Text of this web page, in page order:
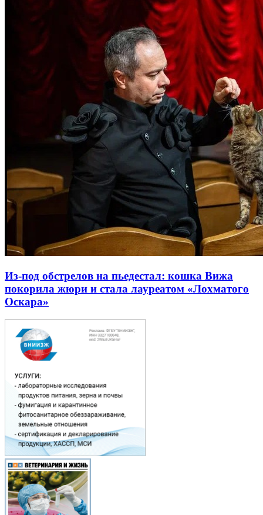
Из-под обстрелов на пьедестал: кошка Вижа
покорила жюри и стала лауреатом «Лохматого
Оскара»